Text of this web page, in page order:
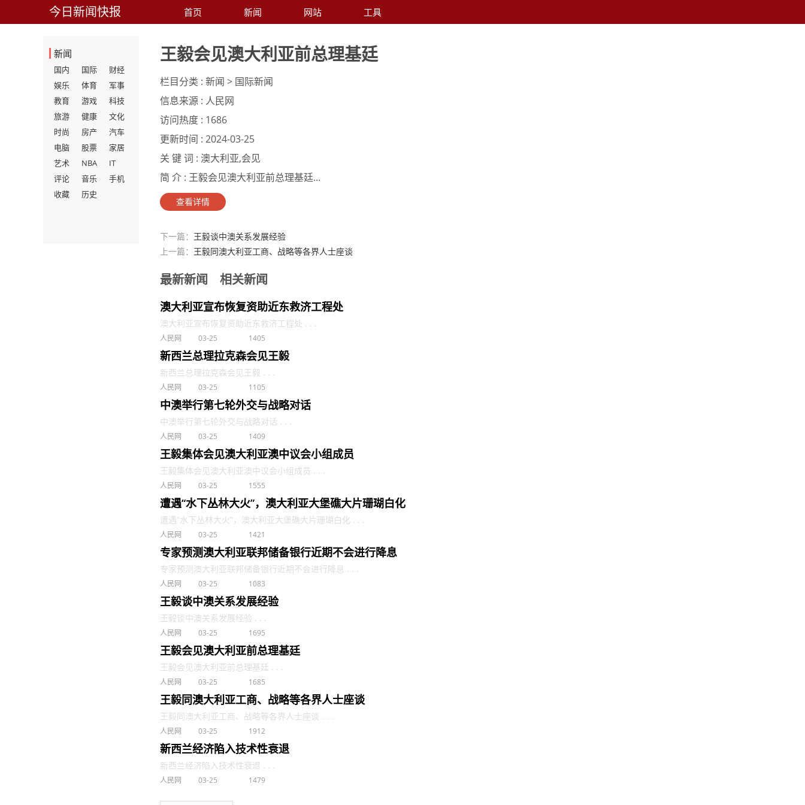
今日新闻快报 首页 新闻 网站 工具
新闻
国内 国际
财经
娱乐
体育
军事
教育
游戏
科技
旅游
健康
文化
时尚
房产
汽车
电脑
股票
家居
艺术
NBA
IT
评论
音乐
手机
收藏
历史
王毅会见澳大利亚前总理基廷
栏目分类 : 新闻 > 国际新闻
信息来源 : 人民网
访问热度 : 1686
更新时间 : 2024-03-25
关 键 词 : 澳大利亚,会见
简 介 : 王毅会见澳大利亚前总理基廷...
查看详情
下一篇： 王毅谈中澳关系发展经验
上一篇： 王毅同澳大利亚工商、战略等各界人士座谈
最新新闻 相关新闻
澳大利亚宣布恢复资助近东救济工程处
澳大利亚宣布恢复资助近东救济工程处 . . .
人民网 03-25 1405
新西兰总理拉克森会见王毅
新西兰总理拉克森会见王毅 . . .
人民网 03-25 1105
中澳举行第七轮外交与战略对话
中澳举行第七轮外交与战略对话 . . .
人民网 03-25 1409
王毅集体会见澳大利亚澳中议会小组成员
王毅集体会见澳大利亚澳中议会小组成员 . . .
人民网 03-25 1555
遭遇“水下丛林大火”，澳大利亚大堡礁大片珊瑚白化
遭遇“水下丛林大火”，澳大利亚大堡礁大片珊瑚白化 . . .
人民网 03-25 1421
专家预测澳大利亚联邦储备银行近期不会进行降息
专家预测澳大利亚联邦储备银行近期不会进行降息 . . .
人民网 03-25 1083
王毅谈中澳关系发展经验
王毅谈中澳关系发展经验 . . .
人民网 03-25 1695
王毅会见澳大利亚前总理基廷
王毅会见澳大利亚前总理基廷 . . .
人民网 03-25 1685
王毅同澳大利亚工商、战略等各界人士座谈
王毅同澳大利亚工商、战略等各界人士座谈 . . .
人民网 03-25 1912
新西兰经济陷入技术性衰退
新西兰经济陷入技术性衰退 . . .
人民网 03-25 1479